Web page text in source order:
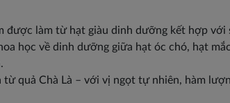
được làm từ hạt giàu dinh dưỡng kết hợp
học về dinh dưỡng giữa hạt óc chó, hạt
quả Chà Là – với vị ngọt tự nhiên, hàm